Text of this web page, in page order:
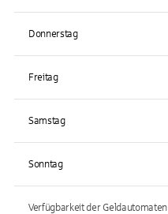
Donnerstag
Freitag
Samstag
Sonntag
Verfügbarkeit der Geldautomaten